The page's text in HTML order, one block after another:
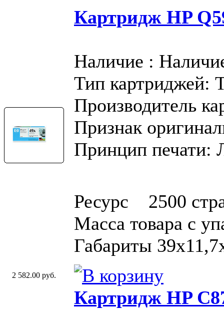
Картридж HP
Наличие :
Тип картриджей:
Производитель
Признак
Принцип печати:
Ресурс 2500
Масса товара с
Габариты
2 582.00 руб.
Картридж HP